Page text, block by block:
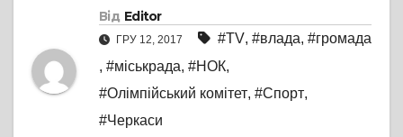
Від Editor
ГРУ 12, 2017 #TV, #влада, #громада
, #міськрада, #НОК,
#Олімпійський комітет, #Спорт,
#Черкаси